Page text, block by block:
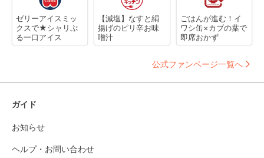
ゼリーアイスミッ
クスで★シャリぷ
る一口アイス
【減塩】なすと絹
揚げのピリ辛お味
噌汁
ごはんが進む！イ
ワシ缶×カブの葉で
即席おかず
公式ファンページ一覧へ
ガイド
お知らせ
ヘルプ・お問い合わせ